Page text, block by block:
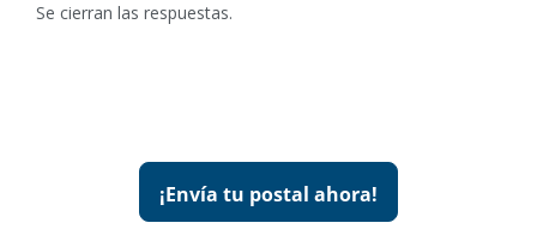
Se cierran las respuestas.
¡Envía tu postal ahora!